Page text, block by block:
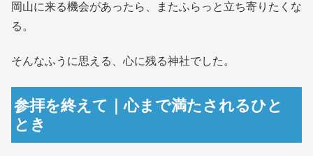
岡山に来る機会があったら、またふらっと立ち寄りたくな
る。
そんなふうに思える、心に残る神社でした。
参拝を終えて｜心まで満たされるひと
とき